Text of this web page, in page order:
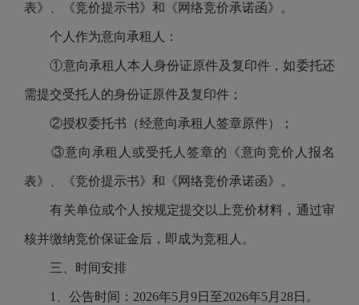
表》、《竞价提示书》和《网络竞价承诺函》。
个人作为意向承租人：
①意向承租人本人身份证原件及复印件，如委托还
需提交受托人的身份证原件及复印件；
②授权委托书（经意向承租人签章原件）；
③意向承租人或受托人签章的《意向竞价人报名
表》、《竞价提示书》和《网络竞价承诺函》。
有关单位或个人按规定提交以上竞价材料，通过审
核并缴纳竞价保证金后，即成为竞租人。
三、时间安排
1、公告时间：2026年5月9日至2026年5月28日。